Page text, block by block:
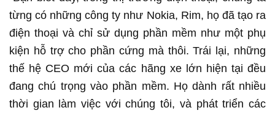
từng có những công ty như Nokia, Rim, họ đã tạo ra
điện thoại và chỉ sử dụng phần mềm như một phụ
kiện hỗ trợ cho phần cứng mà thôi. Trái lại, những
thế hệ CEO mới của các hãng xe lớn hiện tại đều
đang chú trọng vào phần mềm. Họ dành rất nhiều
thời gian làm việc với chúng tôi, và phát triển các